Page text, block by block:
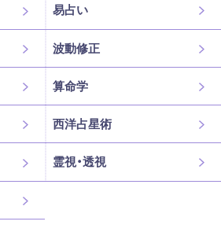
易占い
波動修正
算命学
西洋占星術
霊視・透視